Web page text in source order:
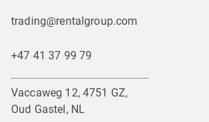
trading@rentalgroup.com
+47 41 37 99 79
Vaccaweg 12, 4751 GZ,
Oud Gastel, NL